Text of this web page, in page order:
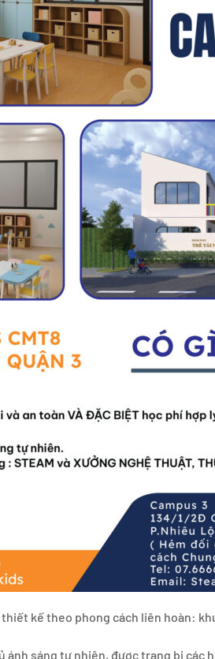
thiết kế theo phong cách liên hoàn:
ánh sáng tự nhiên, được trang bị